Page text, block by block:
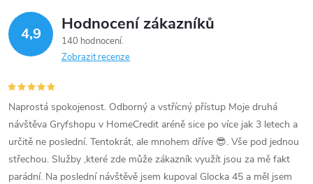
4,9 Hodnocení zákazníků
140 hodnocení
Zobrazit recenze
Naprostá spokojenost. Odborný a vstřícný přístup Moje druhá
návštěva Gryfshopu v HomeCredit aréně sice po více jak 3 letech a
určitě ne poslední. Tentokrát, ale mnohem dříve 😎. Vše pod jednou
střechou. Služby ,které zde může zákazník využít jsou za mě fakt
parádní. Na poslední návštěvě jsem kupoval Glocka 45 a měl jsem